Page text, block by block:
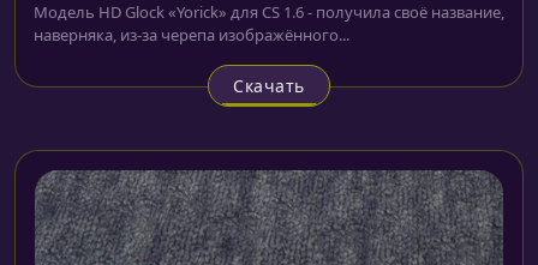
Модель HD Glock «Yorick» для CS 1.6 - получила своё название,
наверняка, из-за черепа изображённого...
Скачать